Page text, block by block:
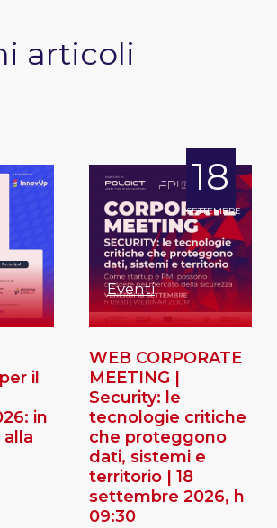
articoli
il
in
18
SETTEMBRE
Eventi
WEB CORPORATE
MEETING |
Security: le
tecnologie critiche
che proteggono
dati, sistemi e
territorio | 18
settembre 2026, h
09:30